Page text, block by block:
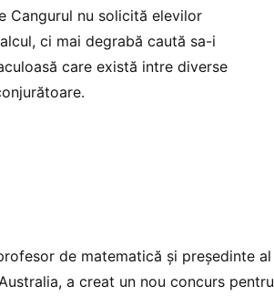
Cangurul nu solicită elevilor
ci mai degrabă caută sa-i
care există intre diverse
de matematică și președinte al
a creat un nou concurs pentru